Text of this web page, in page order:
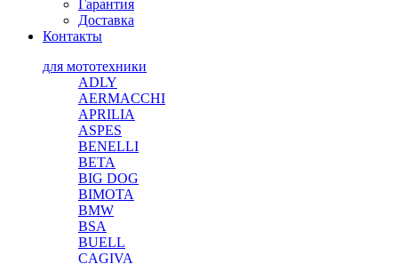
Гарантия
Доставка
Контакты
для мототехники
ADLY
AERMACCHI
APRILIA
ASPES
BENELLI
BETA
BIG DOG
BIMOTA
BMW
BSA
BUELL
CAGIVA